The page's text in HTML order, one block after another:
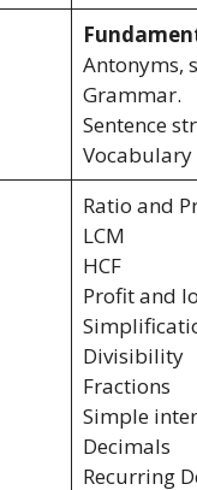
Antonyms,
Grammar.
Sentence
Vocabulary
Ratio and
LCM
HCF
Profit and
Divisibility
Fractions
Simple
Decimals
Recurring